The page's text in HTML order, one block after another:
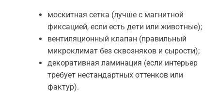
москитная сетка (лучше с магнитной
фиксацией, если есть дети или животные);
вентиляционный клапан (правильный
микроклимат без сквозняков и сырости);
декоративная ламинация (если интерьер
требует нестандартных оттенков или
фактур).